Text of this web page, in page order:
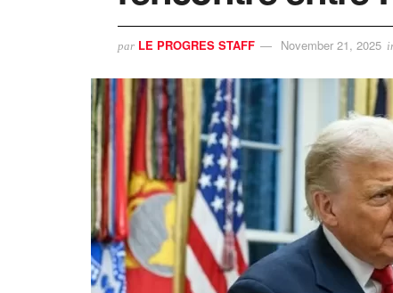
par LE PROGRES STAFF November 21, 2025